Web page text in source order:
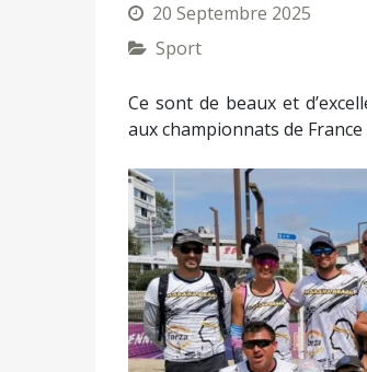
20 Septembre 2025
Sport
Ce sont de beaux et
aux championnats de France